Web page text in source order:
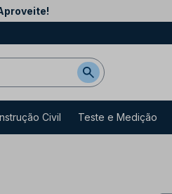
Civil Teste e Medição